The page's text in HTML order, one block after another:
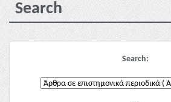
Search
Search: